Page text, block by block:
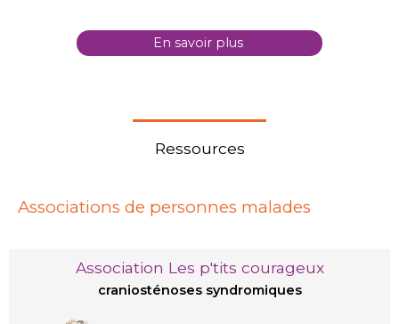
En savoir plus
Ressources
Associations de personnes malades
Association Les p'tits courageux
craniosténoses syndromiques